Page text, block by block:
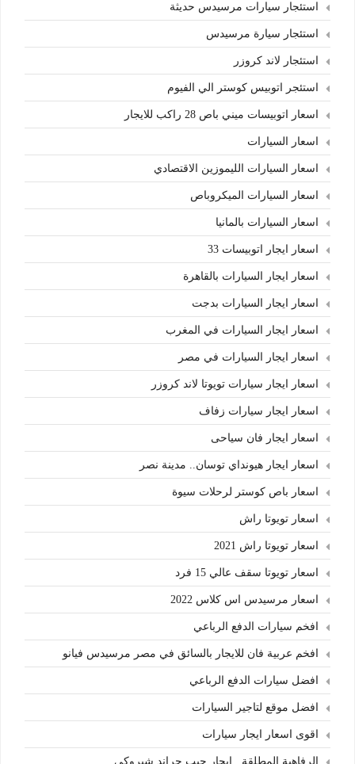
استئجار سيارات مرسيدس حديثة
استئجار سيارة مرسيدس
استئجار لاند كروزر
استئجر اتوبيس كوستر الي الفيوم
اسعار اتوبيسات ميني باص 28 راكب للايجار
اسعار السيارات
اسعار السيارات الليموزين الاقتصادي
اسعار السيارات الميكروباص
اسعار السيارات بالمانيا
اسعار ايجار اتوبيسات 33
اسعار ايجار السيارات بالقاهرة
اسعار ايجار السيارات بدجت
اسعار ايجار السيارات في المغرب
اسعار ايجار السيارات في مصر
اسعار ايجار سيارات تويوتا لاند كروزر
اسعار ايجار سيارات زفاف
اسعار ايجار فان سياحى
اسعار ايجار هيونداي توسان.. مدينة نصر
اسعار باص كوستر لرحلات سيوة
اسعار تويوتا راش
اسعار تويوتا راش 2021
اسعار تويوتا سقف عالي 15 فرد
اسعار مرسيدس اس كلاس 2022
افخم سيارات الدفع الرباعي
افخم عربية فان للايجار بالسائق في مصر مرسيدس فيانو
افضل سيارات الدفع الرباعي
افضل موقع لتاجير السيارات
اقوى اسعار ايجار سيارات
الرفاهية المطلقة ..ايجار جيب جراند شيروكي